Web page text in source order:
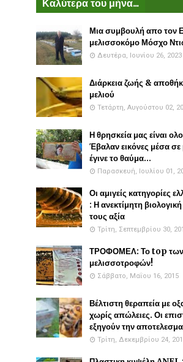
Καλύτερα του μήνα...
Μια συμβουλή απο τον
μελισσοκόμο Μόσχο
Δευτέρα, Ιουνίου 26, 2023
Διάρκεια ζωής &
μελιού
Τετάρτη, Αυγούστου 02,
Η θρησκεία μας είναι
Έβαλαν εικόνες μέσα σε
έγινε το θαύμα...
Παρασκευή, Ιουλίου 01,
Οι αμιγείς κατηγορίες
: Η ανεκτίμητη
τους αξία
Τρίτη, Σεπτεμβρίου 30,
ΤΡΟΦΟΜΕΛ: Το top των
μελισσοτροφών!
Σάββατο, Μαΐου 16, 2015
Βέλτιστη θεραπεία με
χωρίς απώλειες. Οι
εξηγούν την
Τρίτη, Δεκεμβρίου 24,